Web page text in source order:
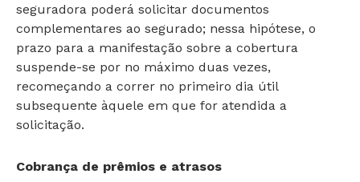
seguradora poderá solicitar documentos
complementares ao segurado; nessa hipótese, o
prazo para a manifestação sobre a cobertura
suspende-se por no máximo duas vezes,
recomeçando a correr no primeiro dia útil
subsequente àquele em que for atendida a
solicitação.
Cobrança de prêmios e atrasos